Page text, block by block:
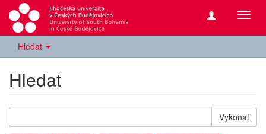
Hledat
Hledat
Vykonat